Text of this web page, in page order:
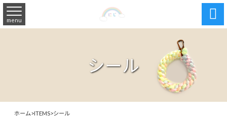
menu 
シール
ホーム>ITEMS>シール